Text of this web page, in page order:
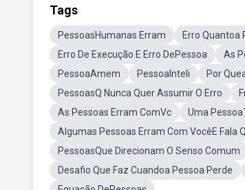
Tags
PessoasHumanas Erram Erro Quantoa
Erro De Execução E Erro DePessoa
As
PessoaAmem
PessoaInteli Por
PessoasQ Nunca Quer Assumir O Erro
As Pessoas Erram ComVc
Uma
Algumas Pessoas Erram Com VocêE Fala
PessoasQue Direcionam O Senso Comum
Desafio Que Faz Cuandoa Pessoa Perde